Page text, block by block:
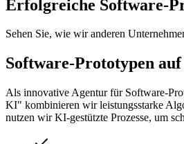
Erfolgreiche Software-
Sehen Sie, wie wir anderen
Software-Prototypen
Als innovative Agentur für Software-
KI" kombinieren wir leistungsstarke
nutzen wir KI-gestützte Prozesse, um